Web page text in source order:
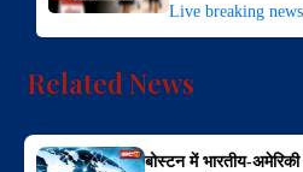
Live breaking
Related News
बोस्टन में भारतीय-